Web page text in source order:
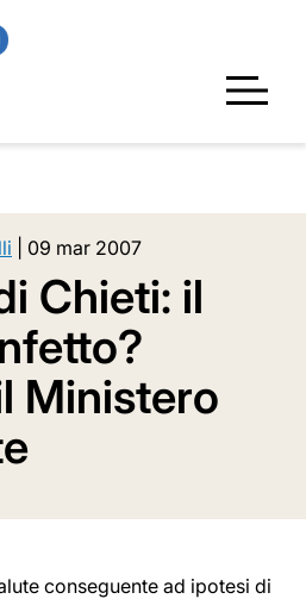
09 mar 2007
Chieti: il
Ministero
conseguente ad ipotesi di